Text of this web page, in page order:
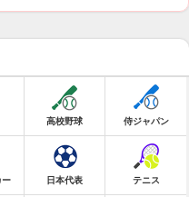
高校野球 侍ジャパン
ー 日本代表 テニス